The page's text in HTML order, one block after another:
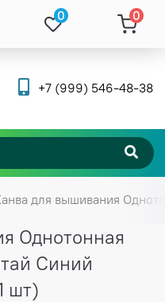
0 0
+7 (999) 546-48-38
для вышивания
Однотонная
Синий
шт)